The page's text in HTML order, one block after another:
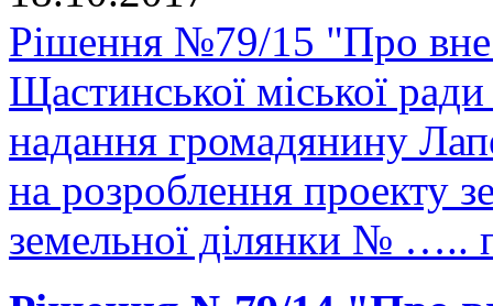
Рішення №79/15 "Про
Щастинської міської
надання громадянину
на розроблення проекту
земельної ділянки № …..